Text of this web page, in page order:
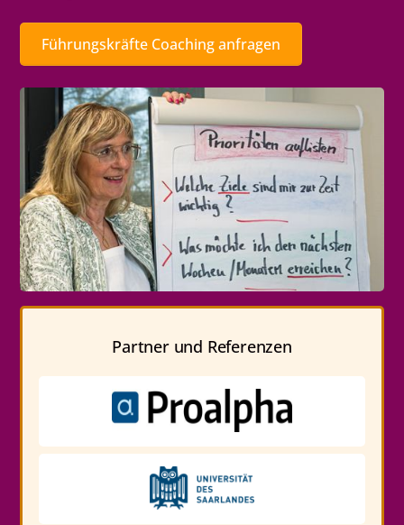
Führungskräfte Coaching anfragen
Partner und Referenzen